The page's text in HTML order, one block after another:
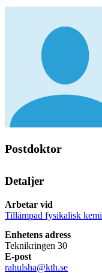
Postdoktor
Detaljer
Arbetar vid
Tillämpad fysikalisk kemi
Enhetens adress
Teknikringen 30
E-post
rahulsha@kth.se